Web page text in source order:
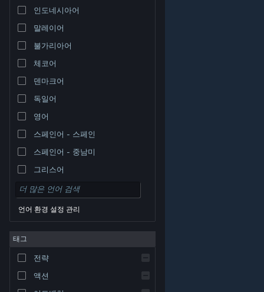
© Valve Corporation. 모든 권리 보유. 모든 상표는 미국
및 기타 국가에서 각각 해당 소유자의 재산입니다.
환불| 쿠키
인도네시아어
말레이어
불가리아어
체코어
덴마크어
독일어
영어
스페인어 - 스페인
스페인어 - 중남미
그리스어
언어 환경 설정 관리
태그
전략
액션